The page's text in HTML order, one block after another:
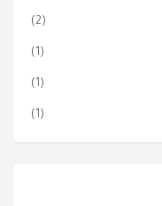
(2)
(1)
(1)
(1)